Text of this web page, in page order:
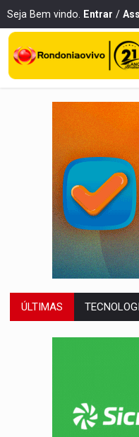
Seja Bem vindo. Entrar /
ÚLTIMAS PROTEGE
VÍDEO:
GIGANTE